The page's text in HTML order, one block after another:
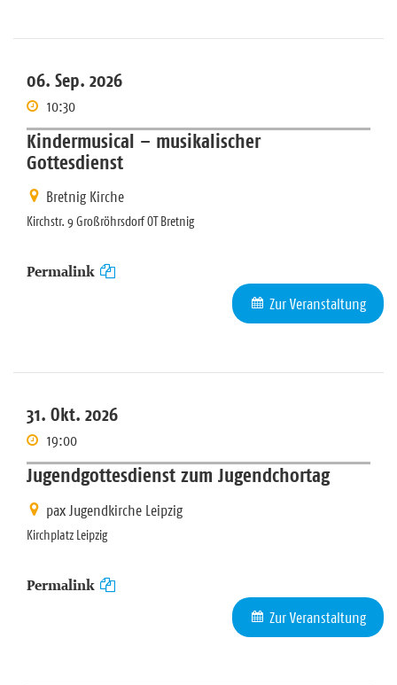
06. Sep. 2026
10:30
Kindermusical – musikalischer
Gottesdienst
Bretnig Kirche
Kirchstr. 9 Großröhrsdorf OT Bretnig
Permalink
Zur Veranstaltung
31. Okt. 2026
19:00
Jugendgottesdienst zum Jugendchortag
pax Jugendkirche Leipzig
Kirchplatz Leipzig
Permalink
Zur Veranstaltung